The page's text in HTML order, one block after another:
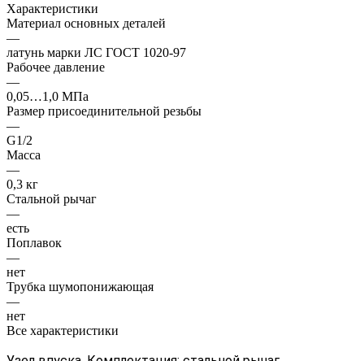
Характеристики
Материал основных деталей
—
латунь марки ЛС ГОСТ 1020-97
Рабочее давление
—
0,05…1,0 МПа
Размер присоединительной резьбы
—
G1/2
Масса
—
0,3 кг
Стальной рычаг
—
есть
Поплавок
—
нет
Трубка шумопонижающая
—
нет
Все характеристики